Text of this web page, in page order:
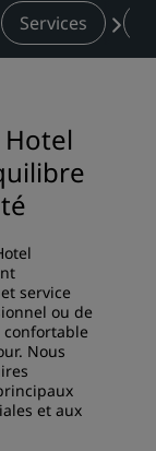
Services
Hotel
service
ou de
Nous
et aux